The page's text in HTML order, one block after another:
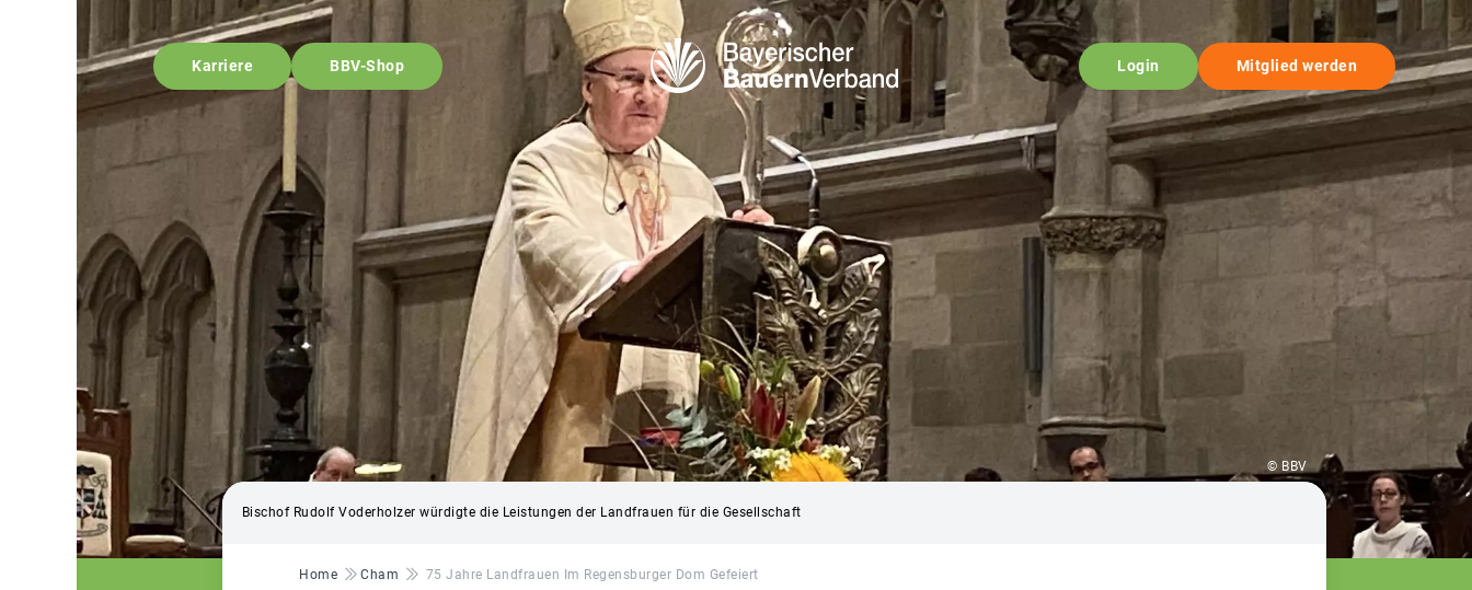
Karriere BBV-Shop Login Mitglied werden
© BBV
Bischof Rudolf Voderholzer würdigte die Leistungen der Landfrauen für die Gesellschaft
Pfadnavigation
Home Cham 75 Jahre Landfrauen Im Regensburger Dom Gefeiert